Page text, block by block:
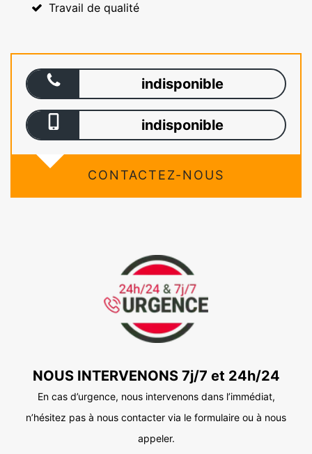
Travail de qualité
indisponible
indisponible
CONTACTEZ-NOUS
NOUS INTERVENONS 7j/7 et 24h/24
En cas d’urgence, nous intervenons dans l’immédiat,
n’hésitez pas à nous contacter via le formulaire ou à nous
appeler.